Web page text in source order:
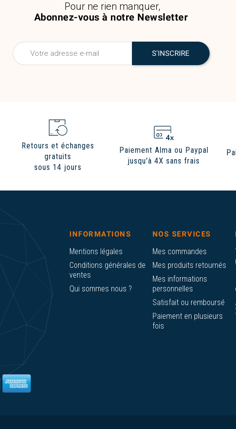
Abonnez-vous à notre Newsletter
Pour ne rien manquer,
Retours et échanges
gratuits
sous 14 jours
Paiement Alma ou Paypal
jusqu'à 4X sans frais
INFORMATIONS
Mentions légales
Conditions générales de
ventes
Qui sommes nous ?
NOS SERVICES
Mes commandes
Mes produits retournés
Mes informations
personnelles
Satisfait ou remboursé
Paiement en plusieurs
fois